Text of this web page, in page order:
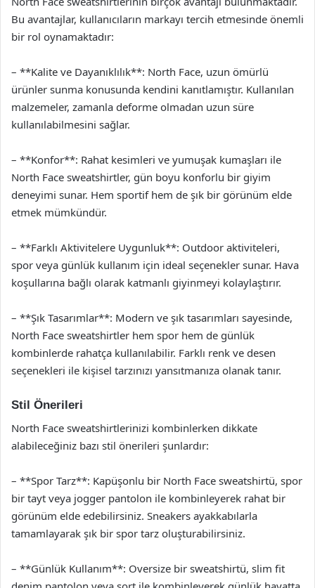
Bu avantajlar, kullanıcıların markayı tercih etmesinde önemli
bir rol oynamaktadır:
– **Kalite ve Dayanıklılık**: North Face, uzun ömürlü
ürünler sunma konusunda kendini kanıtlamıştır. Kullanılan
malzemeler, zamanla deforme olmadan uzun süre
kullanılabilmesini sağlar.
– **Konfor**: Rahat kesimleri ve yumuşak kumaşları ile
North Face sweatshirtler, gün boyu konforlu bir giyim
deneyimi sunar. Hem sportif hem de şık bir görünüm elde
etmek mümkündür.
– **Farklı Aktivitelere Uygunluk**: Outdoor aktiviteleri,
spor veya günlük kullanım için ideal seçenekler sunar. Hava
koşullarına bağlı olarak katmanlı giyinmeyi kolaylaştırır.
– **Şık Tasarımlar**: Modern ve şık tasarımları sayesinde,
North Face sweatshirtler hem spor hem de günlük
kombinlerde rahatça kullanılabilir. Farklı renk ve desen
seçenekleri ile kişisel tarzınızı yansıtmanıza olanak tanır.
Stil Önerileri
North Face sweatshirtlerinizi kombinlerken dikkate
alabileceğiniz bazı stil önerileri şunlardır:
– **Spor Tarz**: Kapüşonlu bir North Face sweatshirtü, spor
bir tayt veya jogger pantolon ile kombinleyerek rahat bir
görünüm elde edebilirsiniz. Sneakers ayakkabılarla
tamamlayarak şık bir spor tarz oluşturabilirsiniz.
– **Günlük Kullanım**: Oversize bir sweatshirtü, slim fit